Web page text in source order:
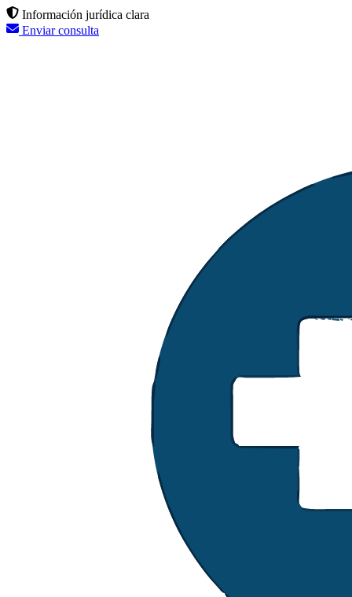
Información jurídica clara
Enviar consulta